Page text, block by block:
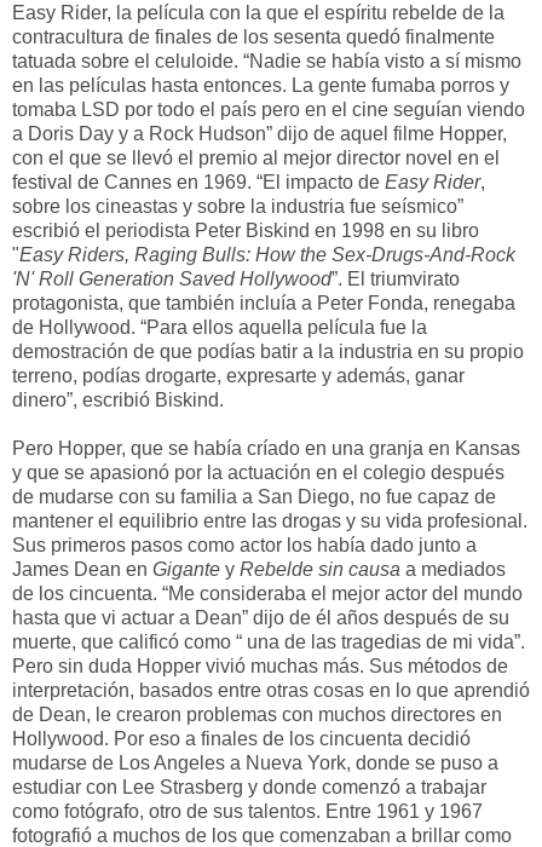
Easy Rider, la película con la que el espíritu rebelde de la
contracultura de finales de los sesenta quedó finalmente
tatuada sobre el celuloide. “Nadie se había visto a sí mismo
en las películas hasta entonces. La gente fumaba porros y
tomaba LSD por todo el país pero en el cine seguían viendo
a Doris Day y a Rock Hudson” dijo de aquel filme Hopper,
con el que se llevó el premio al mejor director novel en el
festival de Cannes en 1969. “El impacto de Easy Rider,
sobre los cineastas y sobre la industria fue seísmico”
escribió el periodista Peter Biskind en 1998 en su libro
"Easy Riders, Raging Bulls: How the Sex-Drugs-And-Rock
'N' Roll Generation Saved Hollywood”. El triumvirato
protagonista, que también incluía a Peter Fonda, renegaba
de Hollywood. “Para ellos aquella película fue la
demostración de que podías batir a la industria en su propio
terreno, podías drogarte, expresarte y además, ganar
dinero”, escribió Biskind.
Pero Hopper, que se había críado en una granja en Kansas
y que se apasionó por la actuación en el colegio después
de mudarse con su familia a San Diego, no fue capaz de
mantener el equilibrio entre las drogas y su vida profesional.
Sus primeros pasos como actor los había dado junto a
James Dean en Gigante y Rebelde sin causa a mediados
de los cincuenta. “Me consideraba el mejor actor del mundo
hasta que vi actuar a Dean” dijo de él años después de su
muerte, que calificó como “ una de las tragedias de mi vida”.
Pero sin duda Hopper vivió muchas más. Sus métodos de
interpretación, basados entre otras cosas en lo que aprendió
de Dean, le crearon problemas con muchos directores en
Hollywood. Por eso a finales de los cincuenta decidió
mudarse de Los Angeles a Nueva York, donde se puso a
estudiar con Lee Strasberg y donde comenzó a trabajar
como fotógrafo, otro de sus talentos. Entre 1961 y 1967
fotografió a muchos de los que comenzaban a brillar como